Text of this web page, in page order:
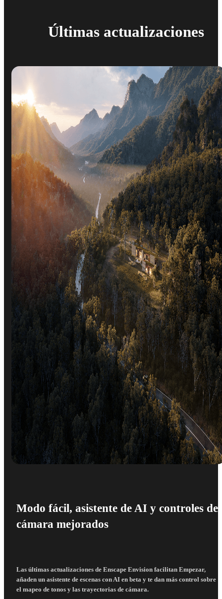
Últimas actualizaciones
Modo fácil, asistente de AI y controles de
cámara mejorados
Las últimas actualizaciones de Enscape Envision facilitan Empezar,
añaden un asistente de escenas con AI en beta y te dan más control sobre
el mapeo de tonos y las trayectorias de cámara.